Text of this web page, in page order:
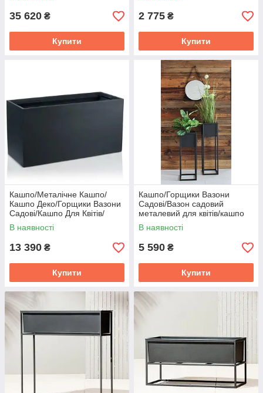
35 620 ₴
Купити
2 775 ₴
Купити
Кашпо/Металічне Кашпо/
Кашпо Деко/Горщики Вазони
Садові/Кашпо Для Квітів/
Кашпо вуличне/Кашпо
Підлогове/
В наявності
13 390 ₴
Купити
Кашпо/Горщики Вазони
Садові/Вазон садовий
металевий для квітів/кашпо
для квітів/квітковий горщик/
Кашпо
В наявності
5 590 ₴
Купити